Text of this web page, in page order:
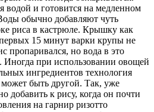
водой и готовится на медленном
обычно добавляют чуть
риса в кастрюле. Крышку как
15 минут варки крупы не
пропаривался, но вода в это
Иногда при использовании овощей
ингредиентов технология
быть другой. Так, уже
добавить к рису, когда он почти
на гарнир ризотто